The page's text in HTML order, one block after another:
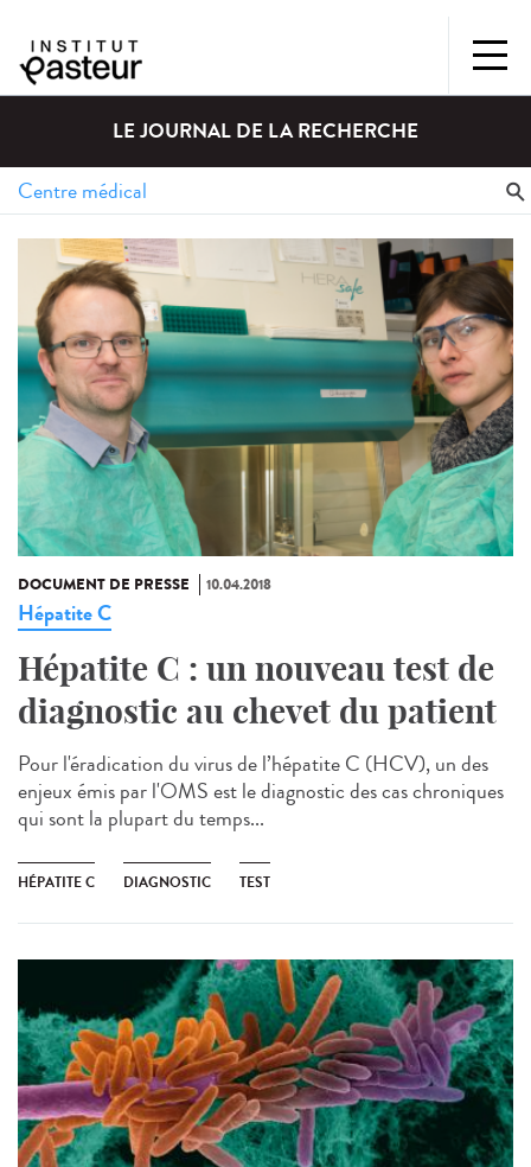
LE JOURNAL DE LA RECHERCHE
DOCUMENT DE PRESSE 10.04.2018
Hépatite C
Hépatite C : un nouveau test de
diagnostic au chevet du patient
Pour l'éradication du virus de l’hépatite C (HCV), un des
enjeux émis par l'OMS est le diagnostic des cas chroniques
qui sont la plupart du temps...
HÉPATITE C DIAGNOSTIC TEST